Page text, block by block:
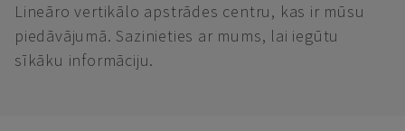
Lineāro vertikālo apstrādes centru, kas ir mūsu
piedāvājumā. Sazinieties ar mums, lai iegūtu
sīkāku informāciju.